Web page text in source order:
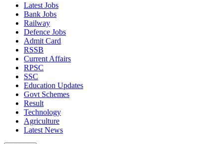
Latest Jobs
Bank Jobs
Railway
Defence Jobs
Admit Card
RSSB
Current Affairs
RPSC
SSC
Education Updates
Govt Schemes
Result
Technology
Agriculture
Latest News